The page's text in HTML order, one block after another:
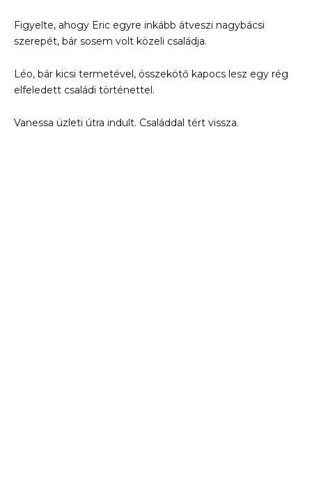
Figyelte, ahogy Eric egyre inkább átveszi nagybácsi
szerepét, bár sosem volt közeli családja.
Léo, bár kicsi termetével, összekötő kapocs lesz egy rég
elfeledett családi történettel.
Vanessa üzleti útra indult. Családdal tért vissza.